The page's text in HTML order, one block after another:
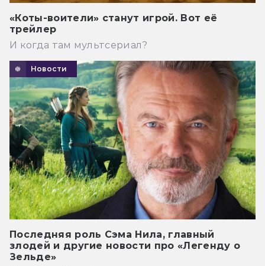
«Коты-воители» станут игрой. Вот её
трейлер
И когда там мультсериал?
Новости
Последняя роль Сэма Нила, главный
злодей и другие новости про «Легенду о
Зельде»